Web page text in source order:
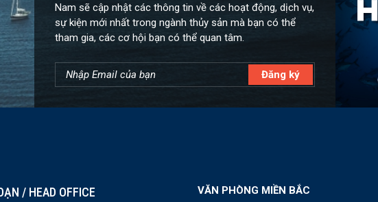
Nam sẽ cập nhật các thông tin về các hoạt động, dịch vụ,
sự kiện mới nhất trong ngành thủy sản mà bạn có thể
tham gia, các cơ hội bạn có thể quan tâm.
/ HEAD OFFICE VĂN PHÒNG MIỀN BẮC